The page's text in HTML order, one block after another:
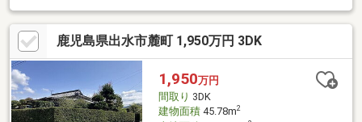
「出水」駅まで車約５分のアクセス便利な立地です。駐車スペー
スは車種によりますが、最大６台程度駐車可能。来客用駐車場を
確保したい業種にもおすすめです。店舗付きのため、「住みなが
ら営業したい方」や「事務所兼店舗」をお探しの方にもご検討い
ただけます。開業・移転・独立をお考えの方はぜひ一度ご覧くだ
さい。
鹿児島県出水市麓町 1,950万円 3DK
1,950万円
間取り 3DK
建物面積45.78m2